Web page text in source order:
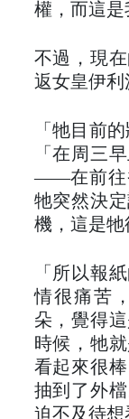
權，而這是
不過，現
返女皇伊利
「牠目前
「在周三
——在前往
牠突然決
機，這是牠
「所以報
情很痛苦
朵，覺得
時候，牠
看起來很
抽到了外
迫不及待想